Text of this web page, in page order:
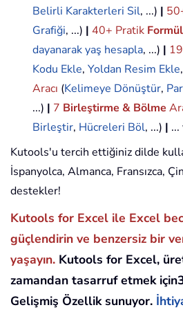
Belirli Karakterleri Sil, ...) |
Grafiği, ...) | 40+ Pratik Formül
dayanarak yaş hesapla, ...) | 19
Kodu Ekle, Yoldan Resim Ekle
Aracı (Kelimeye Dönüştür,
...) | 7 Birleştirme & Bölme
Birleştir, Hücreleri Böl, ...) | ...
Kutools'u tercih ettiğiniz dilde
İspanyolca, Almanca, Fransızca,
destekler!
Kutools for Excel ile Excel
güçlendirin ve benzersiz bir
yaşayın. Kutools for Excel,
zamandan tasarruf etmek
Gelişmiş Özellik sunuyor.